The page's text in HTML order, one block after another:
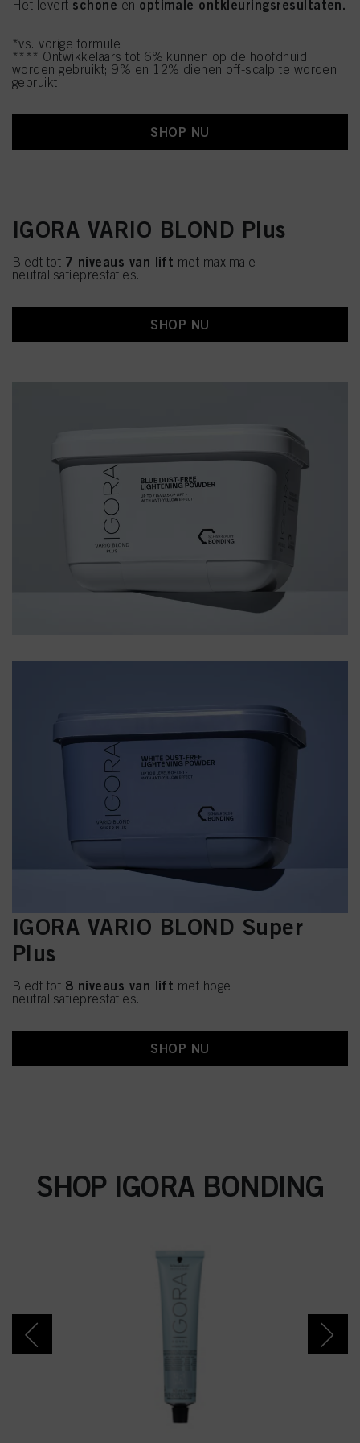
Het levert schone en optimale ontkleuringsresultaten.
*vs. vorige formule
**** Ontwikkelaars tot 6% kunnen op de hoofdhuid
worden gebruikt; 9% en 12% dienen off-scalp te worden
gebruikt.
SHOP NU
IGORA VARIO BLOND Plus
Biedt tot 7 niveaus van lift met maximale
neutralisatieprestaties.
SHOP NU
IGORA VARIO BLOND Super
Plus
Biedt tot 8 niveaus van lift met hoge
neutralisatieprestaties.
SHOP NU
SHOP IGORA BONDING